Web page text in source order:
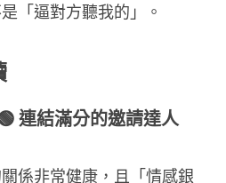
「逼對方聽我的」。
連結滿分的邀請達人
係非常健康，且「情感銀